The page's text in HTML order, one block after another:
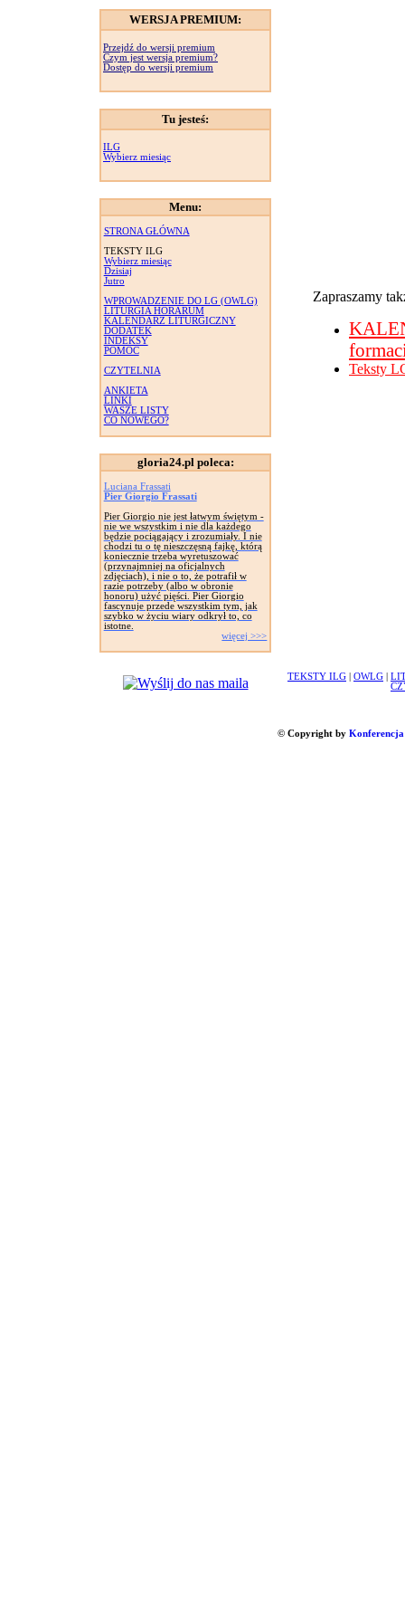
WERSJA PREMIUM:
Przejdź do wersji premium
Czym jest wersja premium?
Dostęp do wersji premium
Tu jesteś:
ILG
Wybierz miesiąc
Menu:
STRONA GŁÓWNA
TEKSTY ILG
Wybierz miesiąc
Dzisiaj
Jutro
WPROWADZENIE DO LG (OWLG)
LITURGIA HORARUM
KALENDARZ LITURGICZNY
DODATEK
INDEKSY
POMOC
CZYTELNIA
ANKIETA
LINKI
WASZE LISTY
CO NOWEGO?
gloria24.pl poleca:
Luciana Frassati
Pier Giorgio Frassati
Pier Giorgio nie jest łatwym świętym -
nie we wszystkim i nie dla każdego
będzie pociągający i zrozumiały. I nie
chodzi tu o tę nieszczęsną fajkę, którą
koniecznie trzeba wyretuszować
(przynajmniej na oficjalnych
zdjęciach), i nie o to, że potrafił w
razie potrzeby (albo w obronie
honoru) użyć pięści. Pier Giorgio
fascynuje przede wszystkim tym, jak
szybko w życiu wiary odkrył to, co
istotne.
więcej >>>
Zapraszamy
Teksty
TEKSTY ILG OWLG
© Copyright by Konferencja